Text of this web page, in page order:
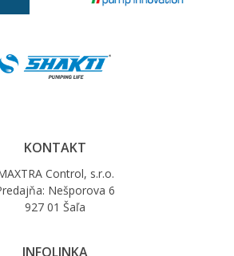
KONTAKT
Control, s.r.o.
Nešporova 6
927 01 Šaľa
INFOLINKA